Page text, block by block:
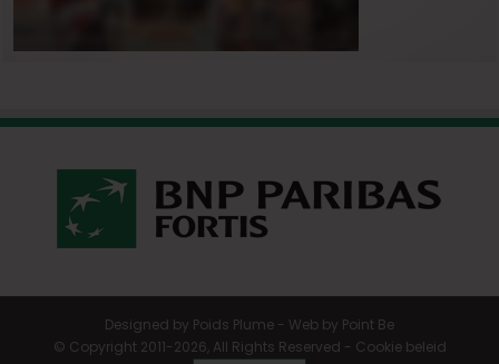
Designed by Poids Plume - Web by Point Be
© Copyright 2011-2026, All Rights Reserved - Cookie beleid